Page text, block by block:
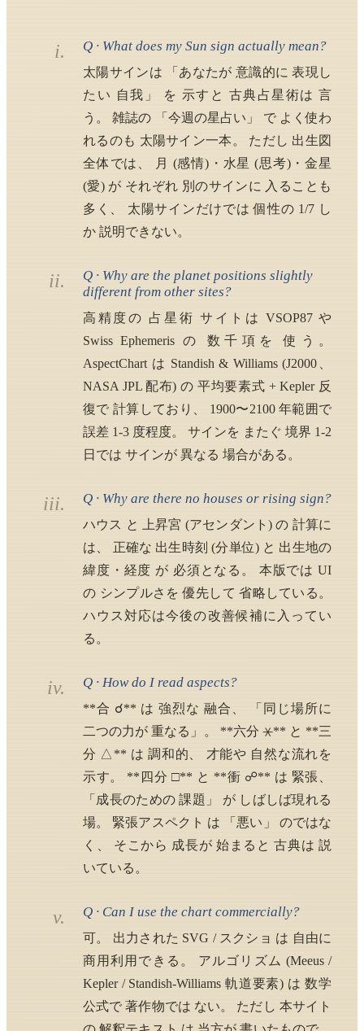
i. Q · What does my Sun sign actually mean?
太陽サインは 「あなたが 意識的に 表現し
たい 自我」 を 示すと 古典占星術は 言
う。 雑誌の 「今週の星占い」 で よく使わ
れるのも 太陽サイン一本。 ただし 出生図
全体では、 月 (感情)・水星 (思考)・金星
(愛) が それぞれ 別のサインに 入ることも
多く、 太陽サインだけでは 個性の 1/7 し
か 説明できない。
ii.
Q · Why are the planet positions slightly
different from other sites?
高精度の 占星術 サイトは VSOP87 や
Swiss Ephemeris の 数千項を 使う。
AspectChart は Standish & Williams (J2000、
NASA JPL 配布) の 平均要素式 + Kepler 反
復で 計算しており、 1900〜2100 年範囲で
誤差 1-3 度程度。 サインを またぐ 境界 1-2
日では サインが 異なる 場合がある。
iii. Q · Why are there no houses or rising sign?
ハウス と 上昇宮 (アセンダント) の 計算に
は、 正確な 出生時刻 (分単位) と 出生地の
緯度・経度 が 必須となる。 本版では UI
の シンプルさを 優先して 省略している。
ハウス対応は今後の改善候補に入ってい
る。
iv. Q · How do I read aspects?
**合 ☌** は 強烈な 融合、 「同じ場所に
二つの力が 重なる」。 **六分 ⚹** と **三
分 △** は 調和的、 才能や 自然な流れを
示す。 **四分 □** と **衝 ☍** は 緊張、
「成長のための 課題」 が しばしば現れる
場。 緊張アスペクト は 「悪い」 のではな
く、 そこから 成長が 始まると 古典は 説
いている。
v. Q · Can I use the chart commercially?
可。 出力された SVG / スクショ は 自由に
商用利用できる。 アルゴリズム (Meeus /
Kepler / Standish-Williams 軌道要素) は 数学
公式で 著作物では ない。 ただし 本サイト